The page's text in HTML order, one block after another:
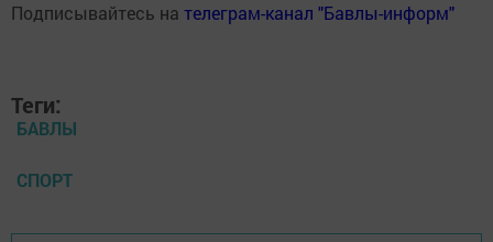
Подписывайтесь на телеграм-канал "Бавлы-информ"
Теги:
БАВЛЫ
СПОРТ